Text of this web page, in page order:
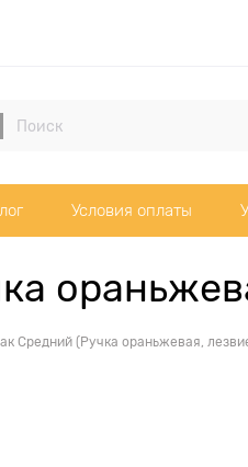
Условия оплаты
Средний (Ручка ораньжевая,